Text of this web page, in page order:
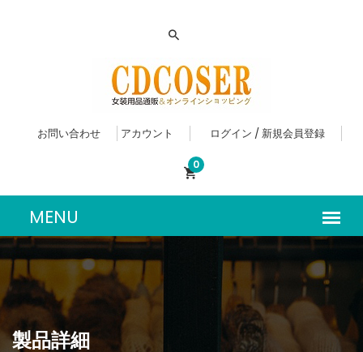
お問い合わせ アカウント ログイン / 新規会員登録
0
製品詳細